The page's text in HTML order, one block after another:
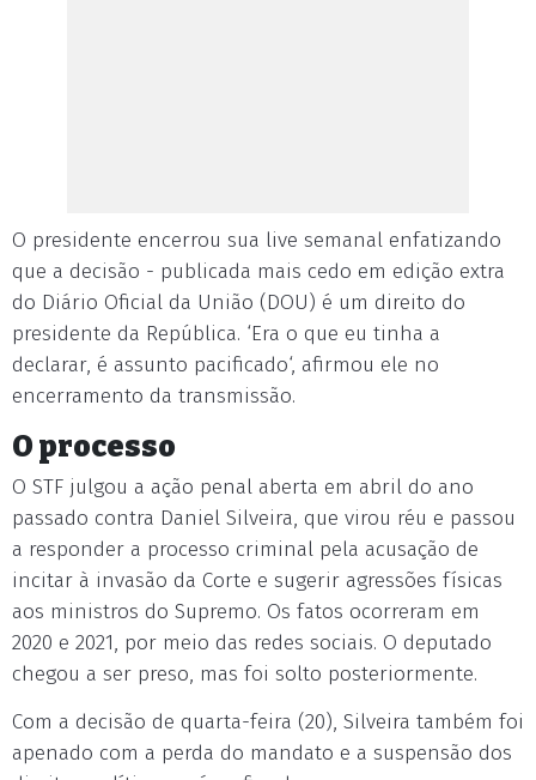
O presidente encerrou sua live semanal enfatizando
que a decisão - publicada mais cedo em edição extra
do Diário Oficial da União (DOU) é um direito do
presidente da República. ‘Era o que eu tinha a
declarar, é assunto pacificado‘, afirmou ele no
encerramento da transmissão.
O processo
O STF julgou a ação penal aberta em abril do ano
passado contra Daniel Silveira, que virou réu e passou
a responder a processo criminal pela acusação de
incitar à invasão da Corte e sugerir agressões físicas
aos ministros do Supremo. Os fatos ocorreram em
2020 e 2021, por meio das redes sociais. O deputado
chegou a ser preso, mas foi solto posteriormente.
Com a decisão de quarta-feira (20), Silveira também foi
apenado com a perda do mandato e a suspensão dos